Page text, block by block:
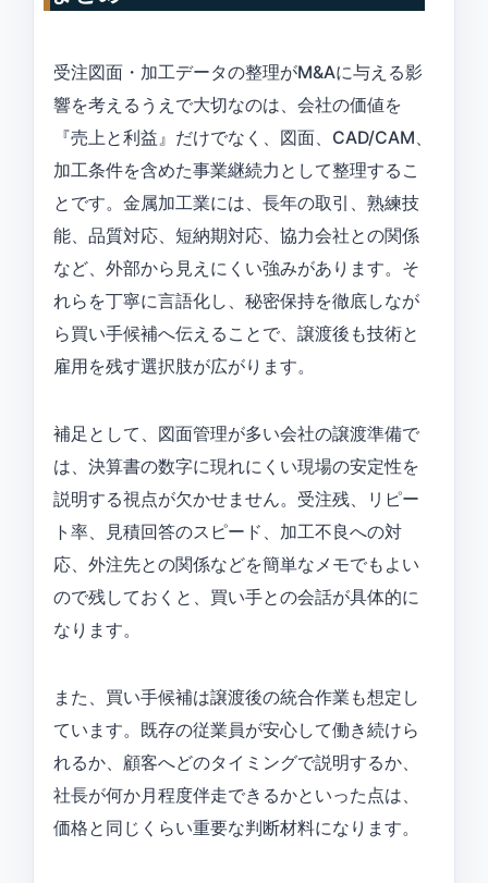
受注図面・加工データの整理がM&Aに与える影
響を考えるうえで大切なのは、会社の価値を
『売上と利益』だけでなく、図面、CAD/CAM、
加工条件を含めた事業継続力として整理するこ
とです。金属加工業には、長年の取引、熟練技
能、品質対応、短納期対応、協力会社との関係
など、外部から見えにくい強みがあります。そ
れらを丁寧に言語化し、秘密保持を徹底しなが
ら買い手候補へ伝えることで、譲渡後も技術と
雇用を残す選択肢が広がります。
補足として、図面管理が多い会社の譲渡準備で
は、決算書の数字に現れにくい現場の安定性を
説明する視点が欠かせません。受注残、リピー
ト率、見積回答のスピード、加工不良への対
応、外注先との関係などを簡単なメモでもよい
ので残しておくと、買い手との会話が具体的に
なります。
また、買い手候補は譲渡後の統合作業も想定し
ています。既存の従業員が安心して働き続けら
れるか、顧客へどのタイミングで説明するか、
社長が何か月程度伴走できるかといった点は、
価格と同じくらい重要な判断材料になります。